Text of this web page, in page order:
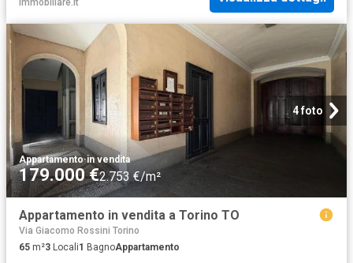
Immobiliare.it
4 foto
Appartamento·in vendita
179.000 €2.753 €/m²
Appartamento in vendita a Torino TO
Via Giacomo Rossini Torino
65 m²3 Locali1 BagnoAppartamento